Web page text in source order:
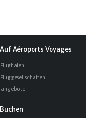
Auf Aéroports Voyages
Buchen